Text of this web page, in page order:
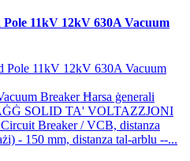
11kV 12kV 630A Vacuum
Breaker Ħarsa ġenerali
SOLID TA' VOLTAZZJONI
Breaker / VCB, distanza
- 150 mm, distanza tal-arblu --...